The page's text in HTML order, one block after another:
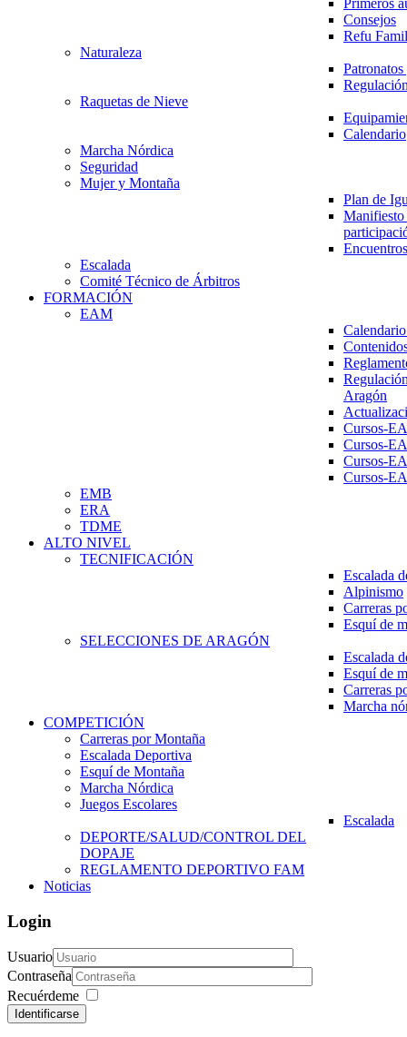
Primeros
Consejos
Refu
Naturaleza
Raquetas de Nieve
Calendario
Marcha Nórdica
Seguridad
Mujer y Montaña
Plan de
Escalada
Comité Técnico de Árbitros
FORMACIÓN
EAM
Aragón
Cursos-
Cursos-
Cursos-
Cursos-
EMB
ERA
TDME
ALTO NIVEL
TECNIFICACIÓN
Escalada
Alpinismo
Carreras
Esquí de
SELECCIONES DE ARAGÓN
Escalada
Esquí de
Carreras
Marcha
COMPETICIÓN
Carreras por Montaña
Escalada Deportiva
Esquí de Montaña
Marcha Nórdica
Juegos Escolares
Escalada
DEPORTE/SALUD/CONTROL DEL
DOPAJE
REGLAMENTO DEPORTIVO FAM
Noticias
Login
Usuario
Contraseña
Recuérdeme
Identificarse